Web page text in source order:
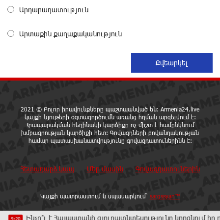
է Հայաստանի գյուղատնտեսությունը կորցնում իր
վտանգները. «Փաստ»
ունակ է անցնել որակավորման վերջին փուլ.
12 ժամ առաջ
քննություն է սկսվել Լայպցիգի
օդանավակայանում պայթուցիկով անօդաչու սարք
հայտնաբերելուց հետո
13 ժամ առաջ
Իրազեկում․ գործարկվելու է էլեկտրական շչակ
Արդարադատություն
Արտաքին քաղաքականություն
2021 © Բոլոր իրավունքները պաշտպանված են: Armenia24.live
կայքի նյութերի օգտագործումն առանց հղման արգելվում է:
Հրապարակման հեղինակի կարծիքը ոչ միշտ է համընկնում
խմբագրության կարծիքի հետ: Գովազդների բովանդակության
համար պատասխանատվությունը գովազդատուներինն է:
Հետադարձ կապ Մեր մասին Գովազդատուներին
Կայքի պատրաստում և սպասարկում՝ sargssyan™